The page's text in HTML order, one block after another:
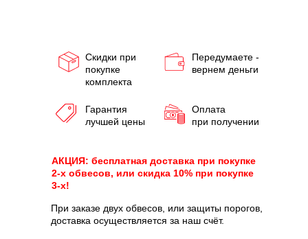
Скидки при
покупке
комплекта
Передумаете -
вернем деньги
Гарантия
лучшей цены
Оплата
при получении
АКЦИЯ: бесплатная доставка при покупке
2-х обвесов, или скидка 10% при покупке
3-х!
При заказе двух обвесов, или защиты порогов,
доставка осуществляется за наш счёт.